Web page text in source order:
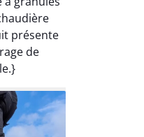
présente
de